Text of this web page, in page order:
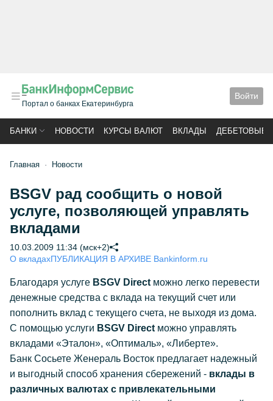
Портал о банках Екатеринбурга
Войти
БАНКИ НОВОСТИ КУРСЫ ВАЛЮТ ВКЛАДЫ ДЕБЕТОВЫЕ
Главная Новости
BSGV рад сообщить о новой
услуге, позволяющей управлять
вкладами
10.03.2009 11:34 (мск+2)
О вкладахПУБЛИКАЦИЯ В АРХИВЕ Bankinform.ru
Благодаря услуге BSGV Direct можно легко перевести
денежные средства с вклада на текущий счет или
пополнить вклад с текущего счета, не выходя из дома.
С помощью услуги BSGV Direct можно управлять
вкладами «Эталон», «Оптималь», «Либерте».
Банк Сосьете Женераль Восток предлагает надежный
и выгодный способ хранения сбережений - вклады в
различных валютах с привлекательными